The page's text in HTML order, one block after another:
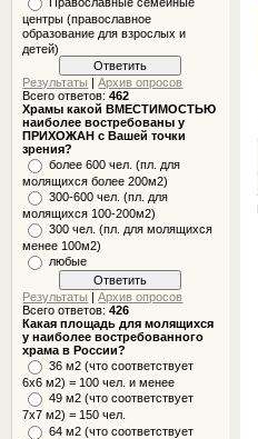
центры (православное
образование для взрослых и
детей)
Результаты |Архив опросов
Всего ответов:462
Храмы какой ВМЕСТИМОСТЬЮ
наиболее востребованы у
ПРИХОЖАН с Вашей точки
зрения?
более 600 чел. (пл. для
молящихся более 200м2)
300-600 чел. (пл. для
молящихся 100-200м2)
300 чел. (пл. для молящихся
менее 100м2)
любые
Результаты |Архив опросов
Всего ответов:426
Какая площадь для молящихся
у наиболее востребованного
храма в России?
36 м2 (что соответствует
6x6 м2) = 100 чел. и менее
49 м2 (что соответствует
7x7 м2) = 150 чел.
64 м2 (что соответствует